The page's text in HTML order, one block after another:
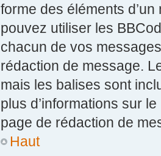
forme des éléments
pouvez utiliser les
chacun de vos
rédaction de message.
mais les balises sont
plus d’informations sur
page de rédaction de
Haut